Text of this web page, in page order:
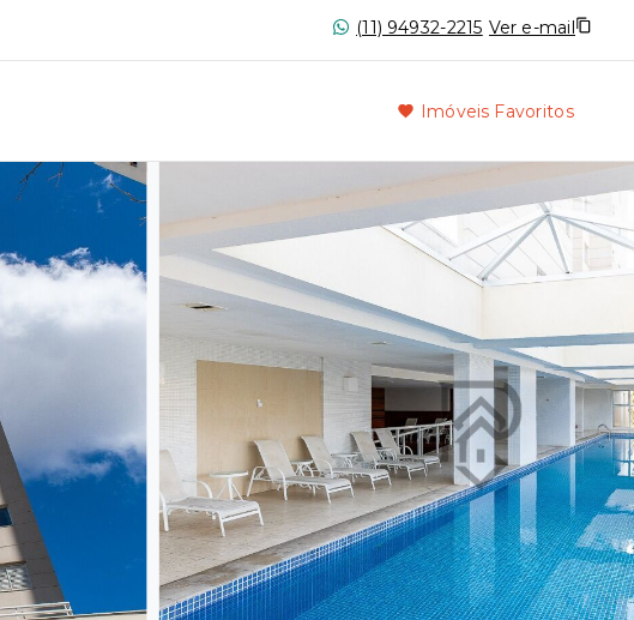
(11) 94932-2215 Ver e-mail
Imóveis Favoritos